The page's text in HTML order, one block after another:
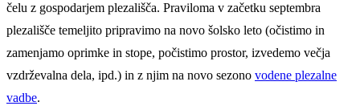
čelu z gospodarjem plezališča. Praviloma v začetku septembra
plezališče temeljito pripravimo na novo šolsko leto (očistimo in
zamenjamo oprimke in stope, počistimo prostor, izvedemo večja
vzdrževalna dela, ipd.) in z njim na novo sezono vodene plezalne
vadbe.